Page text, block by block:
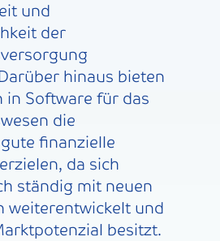
und
der
hinaus bieten
in Software für das
die
finanzielle
da sich
ständig mit neuen
weiterentwickelt und
besitzt.